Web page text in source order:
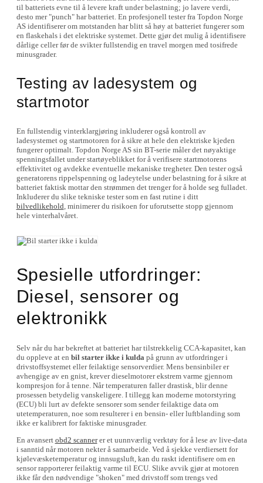
til batteriets evne til å levere kraft under belastning; jo lavere verdi,
desto mer "punch" har batteriet. En profesjonell tester fra Topdon Norge
AS identifiserer om motstanden har blitt så høy at batteriet fungerer som
en flaskehals i det elektriske systemet. Dette gjør det mulig å identifisere
dårlige celler før de svikter fullstendig en travel morgen med tosifrede
minusgrader.
Testing av ladesystem og
startmotor
En fullstendig vinterklargjøring inkluderer også kontroll av
ladesystemet og startmotoren for å sikre at hele den elektriske kjeden
fungerer optimalt. Topdon Norge AS sin BT-serie måler det nøyaktige
spenningsfallet under startøyeblikket for å verifisere startmotorens
effektivitet og avdekke eventuelle mekaniske tregheter. Den tester også
generatorens rippelspenning og ladeytelse under belastning for å sikre at
batteriet faktisk mottar den strømmen det trenger for å holde seg fulladet.
Inkluderer du slike tekniske tester som en fast rutine i ditt
bilvedlikehold , minimerer du risikoen for uforutsette stopp gjennom
hele vinterhalvåret.
Spesielle utfordringer:
Diesel, sensorer og
elektronikk
Selv når du har bekreftet at batteriet har tilstrekkelig CCA-kapasitet, kan
du oppleve at en bil starter ikke i kulda på grunn av utfordringer i
drivstoffsystemet eller feilaktige sensorverdier. Mens bensinbiler er
avhengige av en gnist, krever dieselmotorer ekstrem varme gjennom
kompresjon for å tenne. Når temperaturen faller drastisk, blir denne
prosessen betydelig vanskeligere. I tillegg kan moderne motorstyring
(ECU) bli lurt av defekte sensorer som sender feilaktige data om
utetemperaturen, noe som resulterer i en bensin- eller luftblanding som
ikke er kalibrert for faktiske minusgrader.
En avansert obd2 scannerer et uunnværlig verktøy for å lese av live-data
i sanntid når motoren nekter å samarbeide. Ved å sjekke verdiersett for
kjølevæsketemperatur og innsugsluft, kan du raskt identifisere om en
sensor rapporterer feilaktig varme til ECU. Slike avvik gjør at motoren
ikke får den nødvendige "shoken" med drivstoff som trengs ved